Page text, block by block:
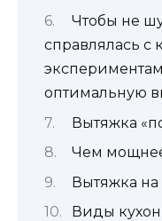
Чтобы не
справлялась с
оптимальную
Вытяжка
Чем
Вытяжка на
Виды